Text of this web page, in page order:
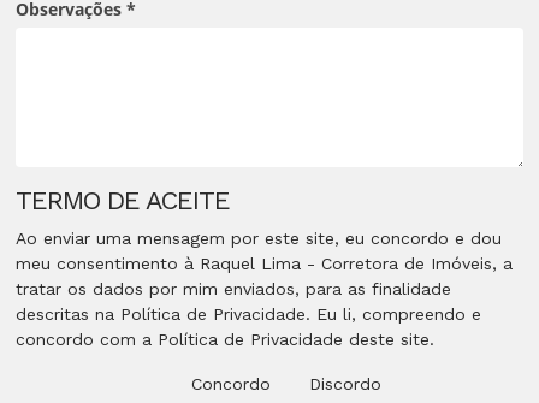
Observações *
TERMO DE ACEITE
Ao enviar uma mensagem por este site, eu concordo e dou
meu consentimento à Raquel Lima - Corretora de Imóveis, a
tratar os dados por mim enviados, para as finalidade
descritas na Política de Privacidade. Eu li, compreendo e
concordo com a Política de Privacidade deste site.
Concordo Discordo